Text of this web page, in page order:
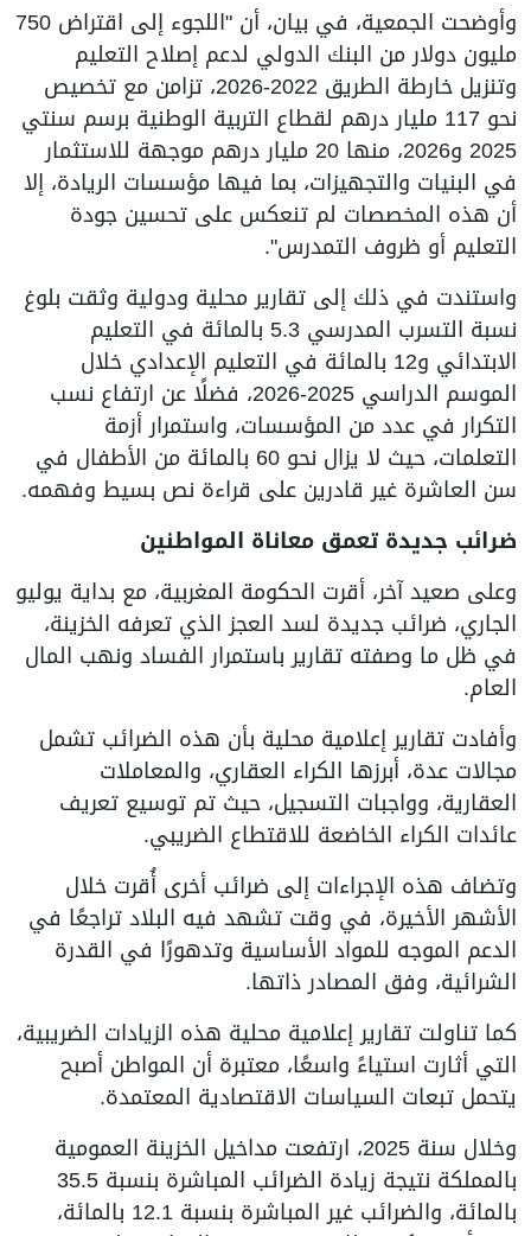
وأوضحت الجمعية، في بيان، أن "اللجوء إلى اقتراض 750
مليون دولار من البنك الدولي لدعم إصلاح التعليم
وتنزيل خارطة الطريق 2022-2026، تزامن مع تخصيص
نحو 117 مليار درهم لقطاع التربية الوطنية برسم سنتي
2025 و2026، منها 20 مليار درهم موجهة للاستثمار
في البنيات والتجهيزات، بما فيها مؤسسات الريادة، إلا
أن هذه المخصصات لم تنعكس على تحسين جودة
التعليم أو ظروف التمدرس".
واستندت في ذلك إلى تقارير محلية ودولية وثقت بلوغ
نسبة التسرب المدرسي 5.3 بالمائة في التعليم
الابتدائي و12 بالمائة في التعليم الإعدادي خلال
الموسم الدراسي 2025-2026، فضلًا عن ارتفاع نسب
التكرار في عدد من المؤسسات، واستمرار أزمة
التعلمات، حيث لا يزال نحو 60 بالمائة من الأطفال في
سن العاشرة غير قادرين على قراءة نص بسيط وفهمه.
ضرائب جديدة تعمق معاناة المواطنين
وعلى صعيد آخر، أقرت الحكومة المغربية، مع بداية يوليو
الجاري، ضرائب جديدة لسد العجز الذي تعرفه الخزينة،
في ظل ما وصفته تقارير باستمرار الفساد ونهب المال
العام.
وأفادت تقارير إعلامية محلية بأن هذه الضرائب تشمل
مجالات عدة، أبرزها الكراء العقاري، والمعاملات
العقارية، وواجبات التسجيل، حيث تم توسيع تعريف
عائدات الكراء الخاضعة للاقتطاع الضريبي.
وتضاف هذه الإجراءات إلى ضرائب أخرى أُقرت خلال
الأشهر الأخيرة، في وقت تشهد فيه البلاد تراجعًا في
الدعم الموجه للمواد الأساسية وتدهورًا في القدرة
الشرائية، وفق المصادر ذاتها.
كما تناولت تقارير إعلامية محلية هذه الزيادات الضريبية،
التي أثارت استياءً واسعًا، معتبرة أن المواطن أصبح
يتحمل تبعات السياسات الاقتصادية المعتمدة.
وخلال سنة 2025، ارتفعت مداخيل الخزينة العمومية
بالمملكة نتيجة زيادة الضرائب المباشرة بنسبة 35.5
بالمائة، والضرائب غير المباشرة بنسبة 12.1 بالمائة،